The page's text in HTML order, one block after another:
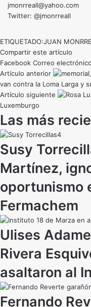
jmonrreall@yahoo.com
Twitter: @jmonrreall
ETIQUETADO:JUAN
Compartir este artículo
Facebook Correo electrónico
Artículo anterior
van contra la Loma Larga y
Artículo siguiente
Luxemburgo
Las más
Susy
Martínez,
oportunismo
Fermachem
Ulises
Rivera
asaltaron al
Fernando